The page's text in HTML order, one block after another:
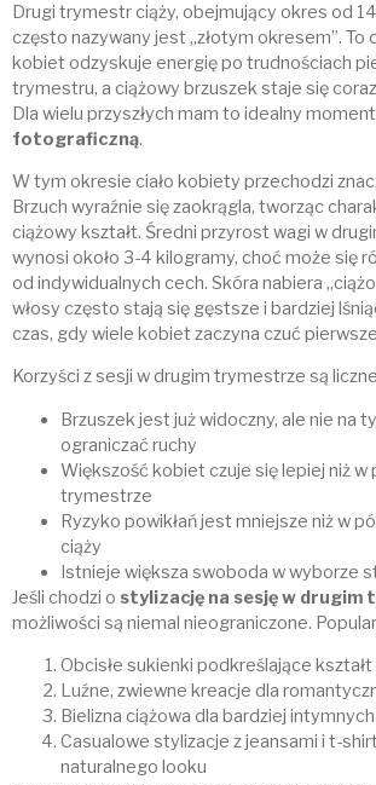
Drugi trymestr ciąży, obejmujący okres od
często nazywany jest „złotym okresem”. To
kobiet odzyskuje energię po trudnościach
trymestru, a ciążowy brzuszek staje się
Dla wielu przyszłych mam to idealny
fotograficzną.
W tym okresie ciało kobiety przechodzi
Brzuch wyraźnie się zaokrągla, tworząc
ciążowy kształt. Średni przyrost wagi w
wynosi około 3-4 kilogramy, choć może się
od indywidualnych cech. Skóra nabiera
włosy często stają się gęstsze i bardziej
czas, gdy wiele kobiet zaczyna czuć
Korzyści z sesji w drugim trymestrze są
Brzuszek jest już widoczny, ale nie na
ograniczać ruchy
Większość kobiet czuje się lepiej niż w
trymestrze
Ryzyko powikłań jest mniejsze niż w
ciąży
Istnieje większa swoboda w wyborze
Jeśli chodzi o stylizację na sesję w
możliwości są niemal nieograniczone.
Obcisłe sukienki podkreślające
Luźne, zwiewne kreacje dla
Bielizna ciążowa dla bardziej
Casualowe stylizacje z jeansami i t-
naturalnego looku